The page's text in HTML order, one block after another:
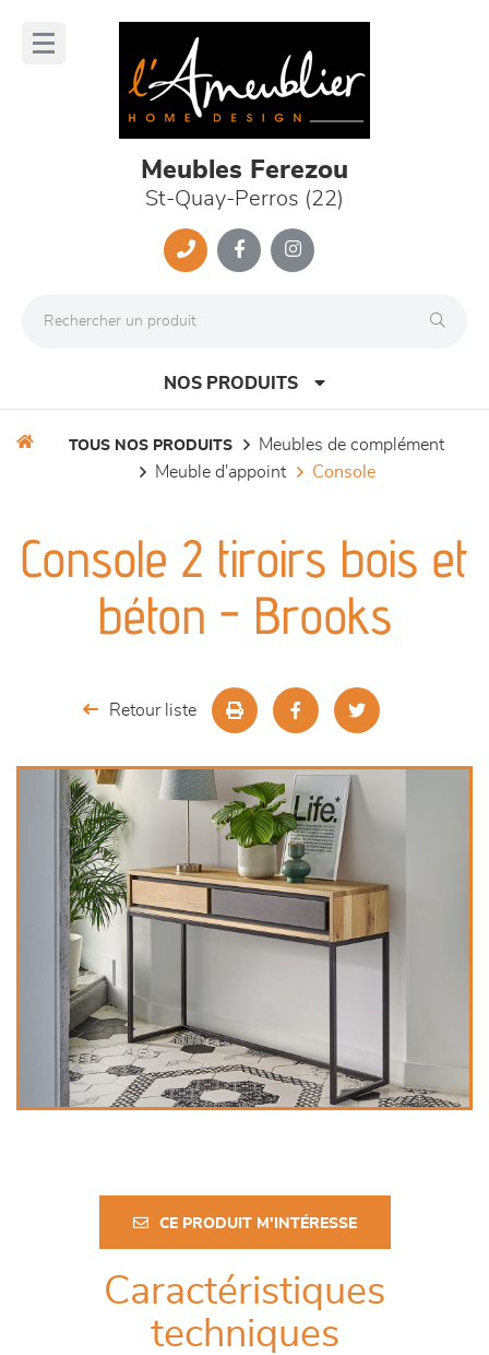
Meubles Ferezou
St-Quay-Perros (22)
NOS PRODUITS
séjours
meubles de complément
décoration
TOUS NOS PRODUITS
meubles de complément
meuble d'appoint
console
Console 2 tiroirs bois et
béton - Brooks
Retour liste
CE PRODUIT M'INTÉRESSE
Caractéristiques
techniques